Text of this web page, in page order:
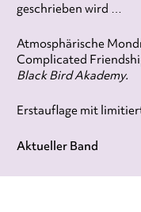
geschrieben wird …
Atmosphärische
Complicated
Black Bird Akademy.
Erstauflage mit
Aktueller Band